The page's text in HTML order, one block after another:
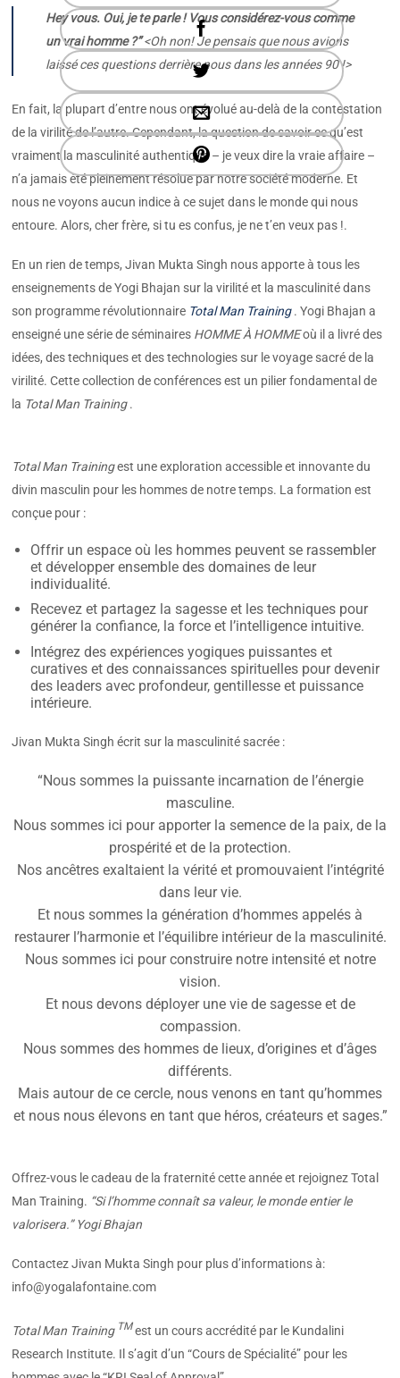
Hey vous. Oui, je te parle ! Vous considérez-vous comme
un vrai homme ?”<Oh non! Je pensais que nous avions
laissé ces questions derrière nous dans les années 90 !>
En fait, la plupart d’entre nous ont évolué au-delà de la contestation
de la virilité de l’autre. Cependant, la question de savoir ce qu’est
vraiment la masculinité authentique – je veux dire la vraie affaire –
n’a jamais été pleinement résolue par notre société moderne. Et
nous ne voyons aucun indice à ce sujet dans le monde qui nous
entoure. Alors, cher frère, si tu es confus, je ne t’en veux pas !.
En un rien de temps, Jivan Mukta Singh nous apporte à tous les
enseignements de Yogi Bhajan sur la virilité et la masculinité dans
son programme révolutionnaire Total Man Training. Yogi Bhajan a
enseigné une série de séminaires HOMME À HOMMEoù il a livré des
idées, des techniques et des technologies sur le voyage sacré de la
virilité. Cette collection de conférences est un pilier fondamental de
la Total Man Training.
Total Man Trainingest une exploration accessible et innovante du
divin masculin pour les hommes de notre temps. La formation est
conçue pour :
Offrir un espace où les hommes peuvent se rassembler
et développer ensemble des domaines de leur
individualité.
Recevez et partagez la sagesse et les techniques pour
générer la confiance, la force et l’intelligence intuitive.
Intégrez des expériences yogiques puissantes et
curatives et des connaissances spirituelles pour devenir
des leaders avec profondeur, gentillesse et puissance
intérieure.
Jivan Mukta Singh écrit sur la masculinité sacrée :
“Nous sommes la puissante incarnation de l’énergie
masculine.
Nous sommes ici pour apporter la semence de la paix, de la
prospérité et de la protection.
Nos ancêtres exaltaient la vérité et promouvaient l’intégrité
dans leur vie.
Et nous sommes la génération d’hommes appelés à
restaurer l’harmonie et l’équilibre intérieur de la masculinité.
Nous sommes ici pour construire notre intensité et notre
vision.
Et nous devons déployer une vie de sagesse et de
compassion.
Nous sommes des hommes de lieux, d’origines et d’âges
différents.
Mais autour de ce cercle, nous venons en tant qu’hommes
et nous nous élevons en tant que héros, créateurs et sages.”
Offrez-vous le cadeau de la fraternité cette année et rejoignez Total
Man Training. “Si l’homme connaît sa valeur, le monde entier le
valorisera.” Yogi Bhajan
Contactez Jivan Mukta Singh pour plus d’informations à:
info@yogalafontaine.com
Total Man Training TMest un cours accrédité par le Kundalini
Research Institute. Il s’agit d’un “Cours de Spécialité” pour les